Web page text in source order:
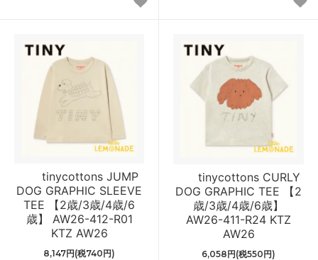
tinycottons JUMP
DOG GRAPHIC SLEEVE
TEE 【2歳/3歳/4歳/6
歳】 AW26-412-R01
KTZ AW26
8,147円(税740円)
tinycottons CURLY
DOG GRAPHIC TEE 【2
歳/3歳/4歳/6歳】
AW26-411-R24 KTZ
AW26
6,058円(税550円)